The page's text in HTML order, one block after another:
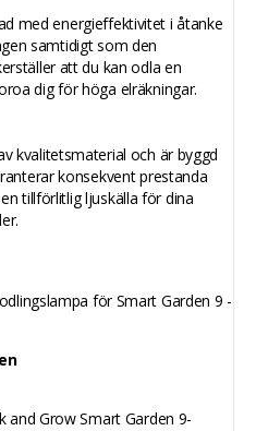
med energieffektivitet i åtanke
samtidigt som den
att du kan odla en
dig för höga elräkningar.
kvalitetsmaterial och är byggd
konsekvent prestanda
tillförlitlig ljuskälla för dina
för Smart Garden 9 -
and Grow Smart Garden 9-